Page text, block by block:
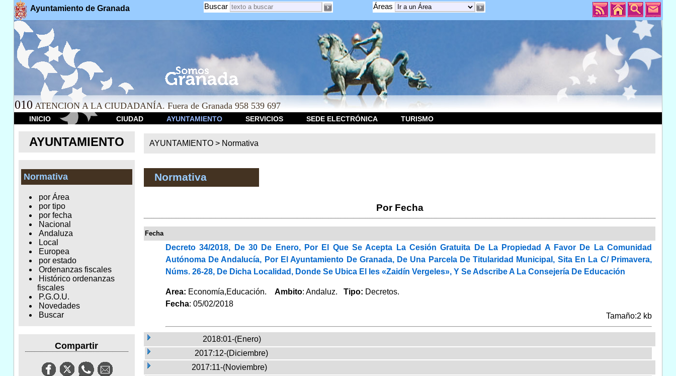
Ayuntamiento de Granada Áreas
Buscar
010 ATENCION A LA CIUDADANÍA. Fuera de Granada 958 539 697
INICIO CIUDAD AYUNTAMIENTO SERVICIOS SEDE ELECTRÓNICA TURISMO
AYUNTAMIENTO
Normativa
por Área
por tipo
por fecha
Nacional
Andaluza
Local
Europea
por estado
Ordenanzas fiscales
Histórico ordenanzas
fiscales
P.G.O.U.
Novedades
Buscar
Compartir
AYUNTAMIENTO > Normativa
Normativa
Por Fecha
Fecha
Decreto 34/2018, De 30 De Enero, Por El Que Se Acepta La Cesión Gratuita De La Propiedad A Favor De La Comunidad
Autónoma De Andalucía, Por El Ayuntamiento De Granada, De Una Parcela De Titularidad Municipal, Sita En La C/ Primavera,
Núms. 26-28, De Dicha Localidad, Donde Se Ubica El Ies «Zaidín Vergeles», Y Se Adscribe A La Consejería De Educación
Area: Economía,Educación. Ambito: Andaluz. Tipo: Decretos.
Fecha: 05/02/2018
Tamaño:2 kb
2018:01-(Enero)
2017:12-(Diciembre)
2017:11-(Noviembre)